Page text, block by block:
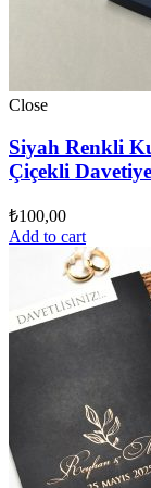
Close
Siyah Renkli
Çiçekli Davetiye
₺100,00
Add to cart